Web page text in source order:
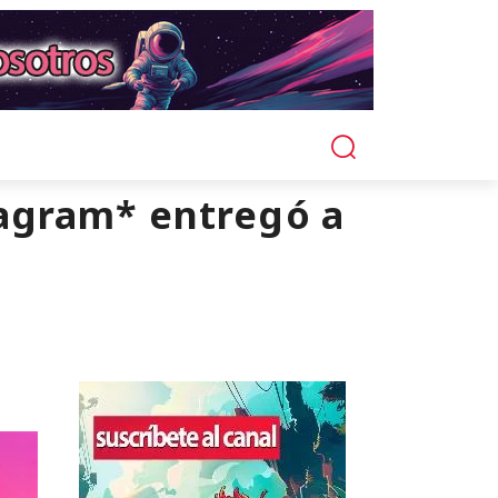
entregó a